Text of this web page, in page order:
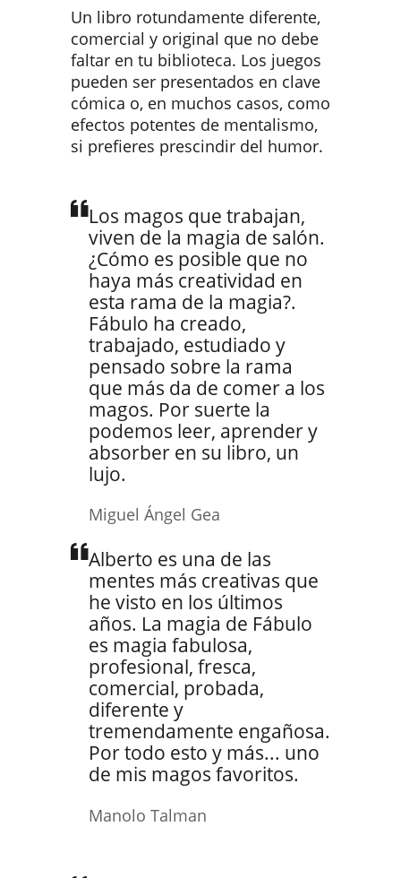
Un libro rotundamente diferente,
comercial y original que no debe
faltar en tu biblioteca. Los juegos
pueden ser presentados en clave
cómica o, en muchos casos, como
efectos potentes de mentalismo,
si prefieres prescindir del humor.
Los magos que trabajan,
viven de la magia de salón.
¿Cómo es posible que no
haya más creatividad en
esta rama de la magia?.
Fábulo ha creado,
trabajado, estudiado y
pensado sobre la rama
que más da de comer a los
magos. Por suerte la
podemos leer, aprender y
absorber en su libro, un
lujo.
Miguel Ángel Gea
Alberto es una de las
mentes más creativas que
he visto en los últimos
años. La magia de Fábulo
es magia fabulosa,
profesional, fresca,
comercial, probada,
diferente y
tremendamente engañosa.
Por todo esto y más... uno
de mis magos favoritos.
Manolo Talman